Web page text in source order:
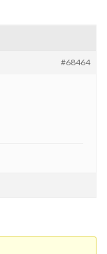
#68464